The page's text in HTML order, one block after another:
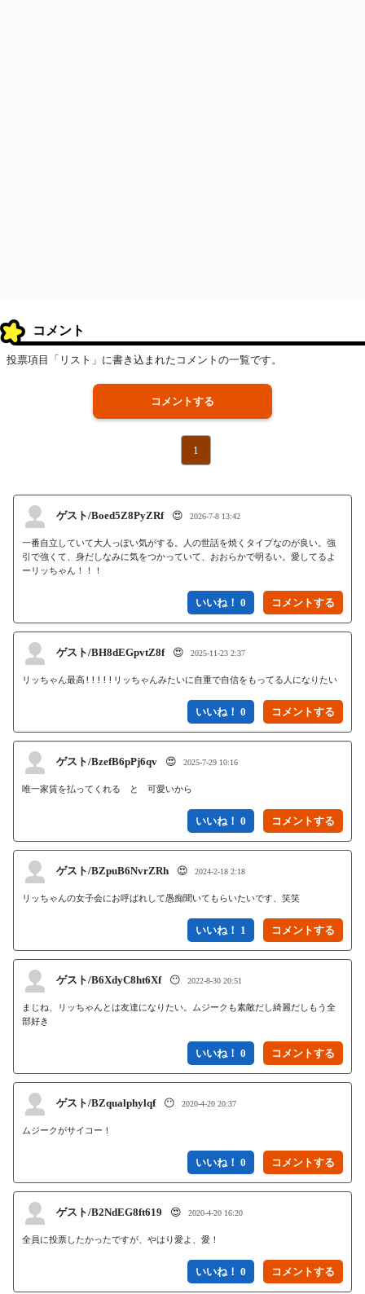
コメント
投票項目「リスト」に書き込まれたコメントの一覧です。
コメントする
1
ゲスト/Boed5Z8PyZRf 😍 2026-7-8 13:42
一番自立していて大人っぽい気がする。人の世話を焼くタイプなのが良い。強
引で強くて、身だしなみに気をつかっていて、おおらかで明るい。愛してるよ
ーリッちゃん！！！
いいね！ 0
ゲスト/BH8dEGpvtZ8f 😍 2025-11-23 2:37
リッちゃん最高!!!!!リッちゃんみたいに自重で自信をもってる人になりたい
いいね！ 0
ゲスト/BzefB6pPj6qv 😍 2025-7-29 10:16
唯一家賃を払ってくれる　と　可愛いから
いいね！ 0
ゲスト/BZpuB6NvrZRh 😍 2024-2-18 2:18
リッちゃんの女子会にお呼ばれして愚痴聞いてもらいたいです、笑笑
いいね！ 1
ゲスト/B6XdyC8ht6Xf 😶 2022-8-30 20:51
まじね、リッちゃんとは友達になりたい。ムジークも素敵だし綺麗だしもう全
部好き
いいね！ 0
ゲスト/BZqualphylqf 😶 2020-4-20 20:37
ムジークがサイコー！
いいね！ 0
ゲスト/B2NdEG8ft619 😍 2020-4-20 16:20
全員に投票したかったですが、やはり愛よ、愛！
いいね！ 0